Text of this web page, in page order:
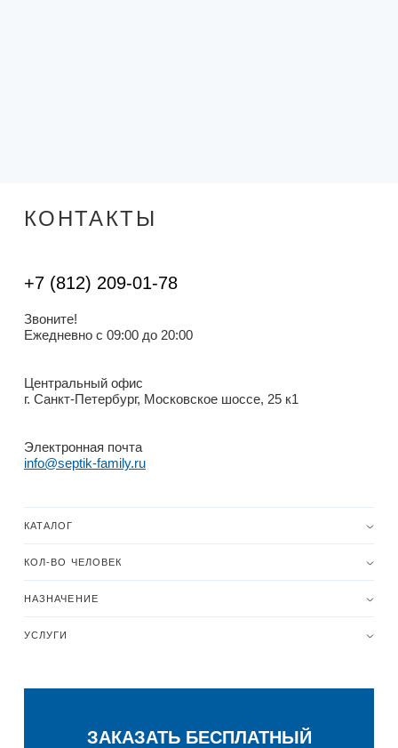
КОНТАКТЫ
+7 (812) 209-01-78
Звоните!
Ежедневно с 09:00 до 20:00
Центральный офис
г. Санкт-Петербург, Московское шоссе, 25 к1
Электронная почта
info@septik-family.ru
КАТАЛОГ
КОЛ-ВО ЧЕЛОВЕК
НАЗНАЧЕНИЕ
УСЛУГИ
ЗАКАЗАТЬ БЕСПЛАТНЫЙ